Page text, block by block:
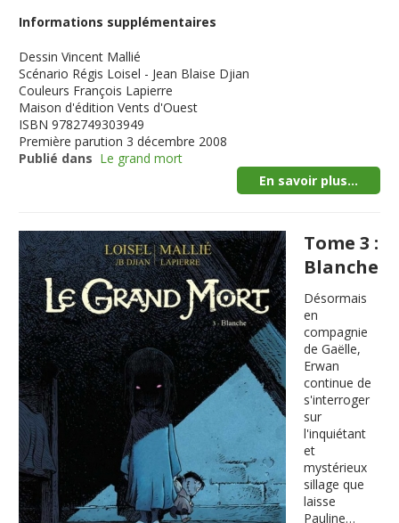
Informations supplémentaires
Dessin Vincent Mallié
Scénario Régis Loisel - Jean Blaise Djian
Couleurs François Lapierre
Maison d'édition Vents d'Ouest
ISBN 9782749303949
Première parution 3 décembre 2008
Publié dans Le grand mort
En savoir plus...
Tome 3 :
Blanche
Désormais
en
compagnie
de Gaëlle,
Erwan
continue de
s'interroger
sur
l'inquiétant
et
mystérieux
sillage que
laisse
Pauline…